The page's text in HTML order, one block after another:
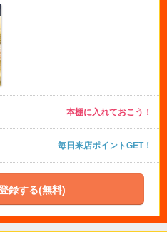
本棚に入れておこう！
毎日来店ポイントGET！
録する(無料)